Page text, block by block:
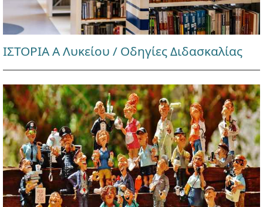
ΙΣΤΟΡΙΑ Α Λυκείου / Οδηγίες Διδασκαλίας